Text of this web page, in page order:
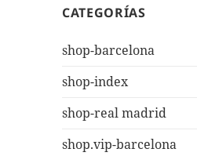
CATEGORÍAS
shop-barcelona
shop-index
shop-real madrid
shop.vip-barcelona